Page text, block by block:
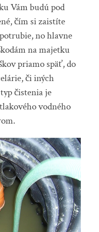
Vám budú pod
čím si zaistíte
no hlavne
na majetku
priamo späť, do
či iných
čistenia je
vodného